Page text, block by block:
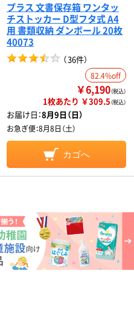
プラス 文書保存箱 ワンタッ
チストッカー D型フタ式 A4
用 書類収納 ダンボール 20枚
40073
（36件）
82.4%off
￥6,190（税込）
1枚あたり ￥309.5（税込）
お届け日：8月9日（日）
お急ぎ便：8月8日（土）
カゴへ